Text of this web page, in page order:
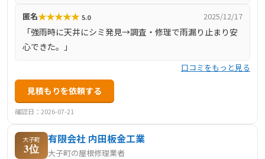
匿名★★★★★ 5.0 2025/12/17
「強雨時に天井にシミ発見→調査・修理で雨漏り止まり安
心できた。」
口コミをもっと見る
見積もりを依頼する
確認日：2026-07-21
大子町
3位
有限会社 内田板金工業
大子町の屋根修理業者